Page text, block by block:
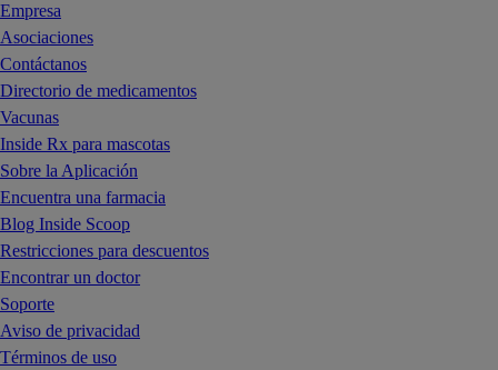
Empresa
Asociaciones
Contáctanos
Directorio de medicamentos
Vacunas
Inside Rx para mascotas
Sobre la Aplicación
Encuentra una farmacia
Blog Inside Scoop
Restricciones para descuentos
Encontrar un doctor
Soporte
Aviso de privacidad
Términos de uso